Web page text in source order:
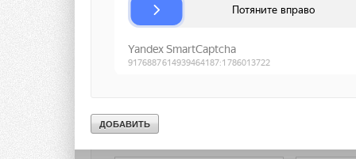
Комментарии
В этой теме еще нет комментариев